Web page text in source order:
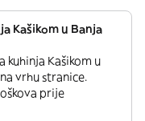
Kašikom u Banja
kuhinja Kašikom u
vrhu stranice.
prije